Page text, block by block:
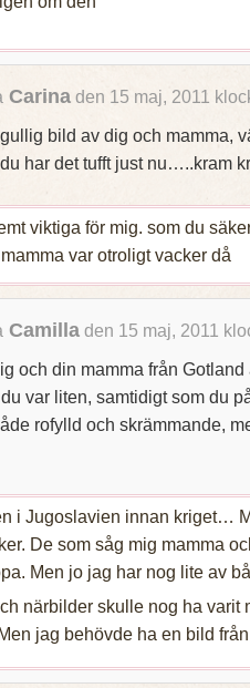
Carinaden 15 maj, 2011
bild av dig och mamma,
har det tufft just nu…..kram
viktiga för mig. som du
var otroligt vacker då
Camilladen 15 maj, 2011
och din mamma från
var liten, samtidigt som du
rofylld och skrämmande,
i Jugoslavien innan kriget…
De som såg mig mamma
Men jo jag har nog lite av
närbilder skulle nog ha varit
jag behövde ha en bild